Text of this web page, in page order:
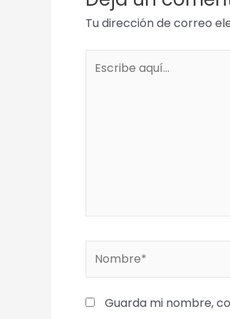
Tu dirección de correo
aquí...
Guarda mi nombre,